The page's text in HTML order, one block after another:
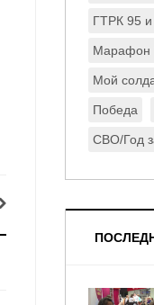
ГТРК 95 и
Марафон
Мой
Победа
СВО/Год